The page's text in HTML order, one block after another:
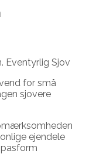
Eventyrlig Sjov
for små
sjovere
ejendele